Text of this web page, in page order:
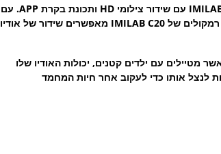
מצלמת האבטחה IMILAB C20 היא מצלמת IP חדשנית מהאקו-סיסטם של IMILAB עם שידור צילומי HD ותכונת בקרת APP. עם
העלות המשתלמת והטכנולוגיה המרוחקת שלו, סוף סוף תוכל לבצע צ’ק-אין. רמקולים של IMILAB C20 מאפשרים שידור של אודיו
מטיילים עם ילדים קטנים, יכולות האודיו שלו
לנצל אותו כדי לעקוב אחר חיות המחמד